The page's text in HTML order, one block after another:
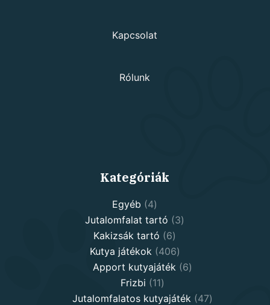
Kapcsolat
Rólunk
Kategóriák
Egyéb 44
products
Jutalomfalat tartó 33
Kakizsák tartó 66
products
Kutya játékok 406406
products
Apport kutyajáték 66
Frizbi 1111
products
Jutalomfalatos kutyajáték 4747